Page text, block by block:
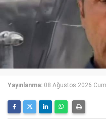
Yayınlanma: 08 Ağustos 2026